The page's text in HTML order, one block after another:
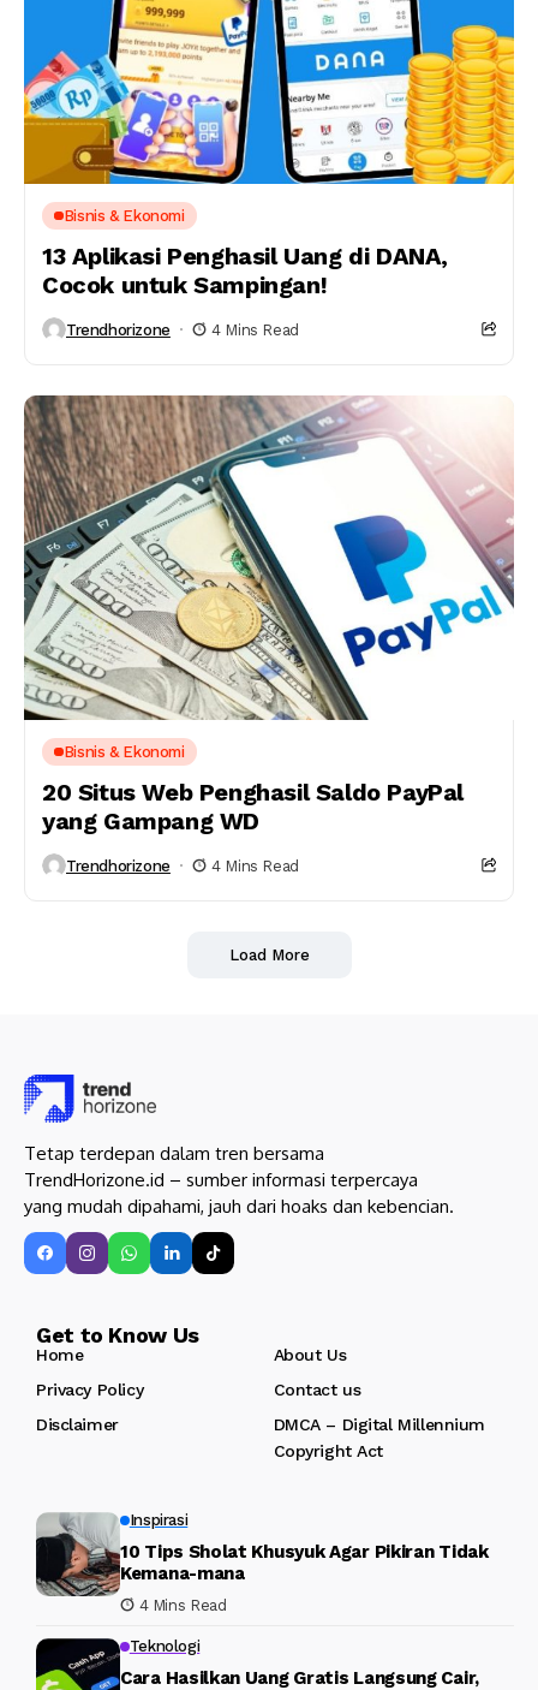
Bisnis & Ekonomi
13 Aplikasi Penghasil Uang di DANA,
Cocok untuk Sampingan!
Trendhorizone 4 Mins Read
Bisnis & Ekonomi
20 Situs Web Penghasil Saldo PayPal
yang Gampang WD
Trendhorizone 4 Mins Read
Load More
Tetap terdepan dalam tren bersama
TrendHorizone.id – sumber informasi terpercaya
yang mudah dipahami, jauh dari hoaks dan kebencian.
Get to Know Us
Home
About Us
Privacy Policy
Contact us
Disclaimer
DMCA – Digital Millennium
Copyright Act
Inspirasi
10 Tips Sholat Khusyuk Agar Pikiran Tidak
Kemana-mana
4 Mins Read
Teknologi
Cara Hasilkan Uang Gratis Langsung Cair,